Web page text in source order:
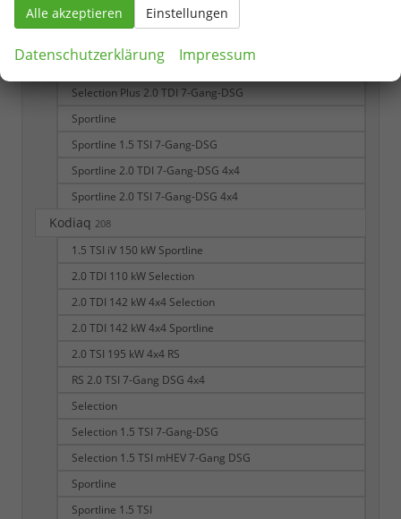
Selection 2.0 TDI 7-Gang-DSG 4x4
Selection Plus 1.5 TSI 7-Gang-DSG
Selection Plus 2.0 TDI 7-Gang-DSG
Sportline
Sportline 1.5 TSI 7-Gang-DSG
Sportline 2.0 TDI 7-Gang-DSG 4x4
Sportline 2.0 TSI 7-Gang-DSG 4x4
Kodiaq 208
1.5 TSI iV 150 kW Sportline
2.0 TDI 110 kW Selection
2.0 TDI 142 kW 4x4 Selection
2.0 TDI 142 kW 4x4 Sportline
2.0 TSI 195 kW 4x4 RS
RS 2.0 TSI 7-Gang DSG 4x4
Selection
Selection 1.5 TSI 7-Gang-DSG
Selection 1.5 TSI mHEV 7-Gang DSG
Sportline
Sportline 1.5 TSI
Alle akzeptieren Einstellungen
Datenschutzerklärung Impressum